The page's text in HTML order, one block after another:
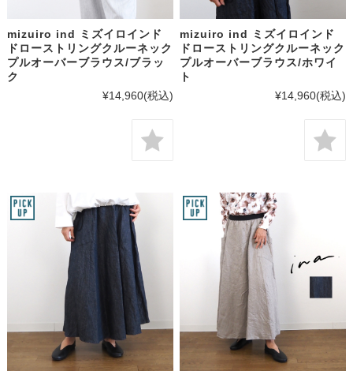
mizuiro ind ミズイロインド
ドローストリングクルーネック
プルオーバーブラウス/ブラッ
ク
¥14,960(税込)
mizuiro ind ミズイロインド
ドローストリングクルーネック
プルオーバーブラウス/ホワイ
ト
¥14,960(税込)